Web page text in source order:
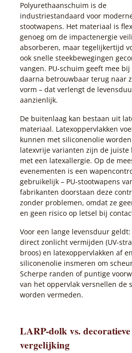
Polyurethaanschuim is de
industriestandaard voor
stootwapens. Het materiaal is
genoeg om de impactenergie
absorberen, maar tegelijkertijd
ook snelle steekbewegingen
vangen. PU-schuim geeft mee
daarna betrouwbaar terug naar
vorm – dat verlengt de
aanzienlijk.
De buitenlaag kan bestaan uit
materiaal. Latexoppervlakken
kunnen met siliconenolie
latexvrije varianten zijn de juiste
met een latexallergie. Op de
evenementen is een
gebruikelijk – PU-stootwapens
fabrikanten doorstaan deze
zonder problemen, omdat ze
en geen risico op letsel bij
Voor een lange levensduur
direct zonlicht vermijden (UV-
broos) en latexoppervlakken af
siliconenolie insmeren om
Scherpe randen of puntige
van het oppervlak versnellen de
worden vermeden.
LARP-dolk vs.
vergelijking